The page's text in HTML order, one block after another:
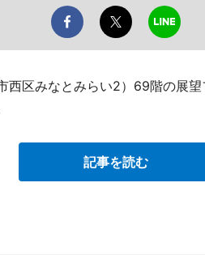
西区みなとみらい2）69階の展
記事を読む